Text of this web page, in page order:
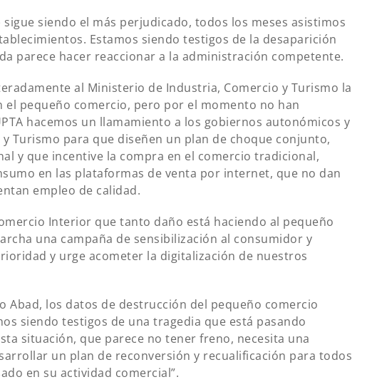
siendo el más perjudicado, todos los meses asistimos
Estamos siendo testigos de la desaparición
parece hacer reaccionar a la administración competente.
al Ministerio de Industria, Comercio y Turismo la
el pequeño comercio, pero por el momento no han
hacemos un llamamiento a los gobiernos autonómicos y
Turismo para que diseñen un plan de choque conjunto,
y que incentive la compra en el comercio tradicional,
en las plataformas de venta por internet, que no dan
empleo de calidad.
Interior que tanto daño está haciendo al pequeño
una campaña de sensibilización al consumidor y
y urge acometer la digitalización de nuestros
Abad, los datos de destrucción del pequeño comercio
siendo testigos de una tragedia que está pasando
situación, que parece no tener freno, necesita una
un plan de reconversión y recualificación para todos
en su actividad comercial”.